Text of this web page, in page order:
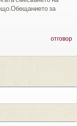
за
отговор